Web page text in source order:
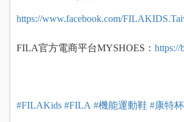
https://www.facebook.com/
FILA官方電商平台MYSHOES： https://
#FILAKids #FILA #機能運動鞋 #康特杯